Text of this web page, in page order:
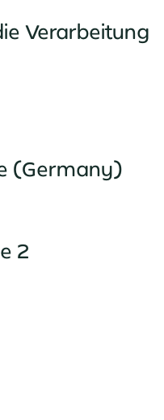
Verarbeitung
(Germany)
2